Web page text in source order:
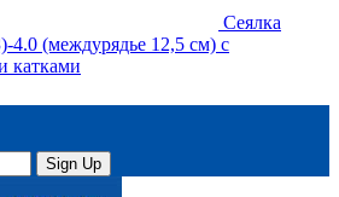
Сеялка
4.0 (междурядье 12,5 см) с
катками
Sign Up